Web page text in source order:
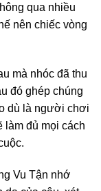
qua nhiều
nên chiếc vòng
mà nhóc đã thu
đó ghép chúng
dù là người chơi
làm đủ mọi cách
Vu Tận nhớ